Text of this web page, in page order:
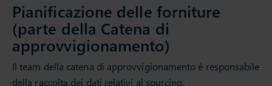
Pianificazione delle forniture
(parte della Catena di
approvvigionamento)
Il team della catena di approvvigionamento è responsabile
della raccolta dei dati relativi al sourcing,